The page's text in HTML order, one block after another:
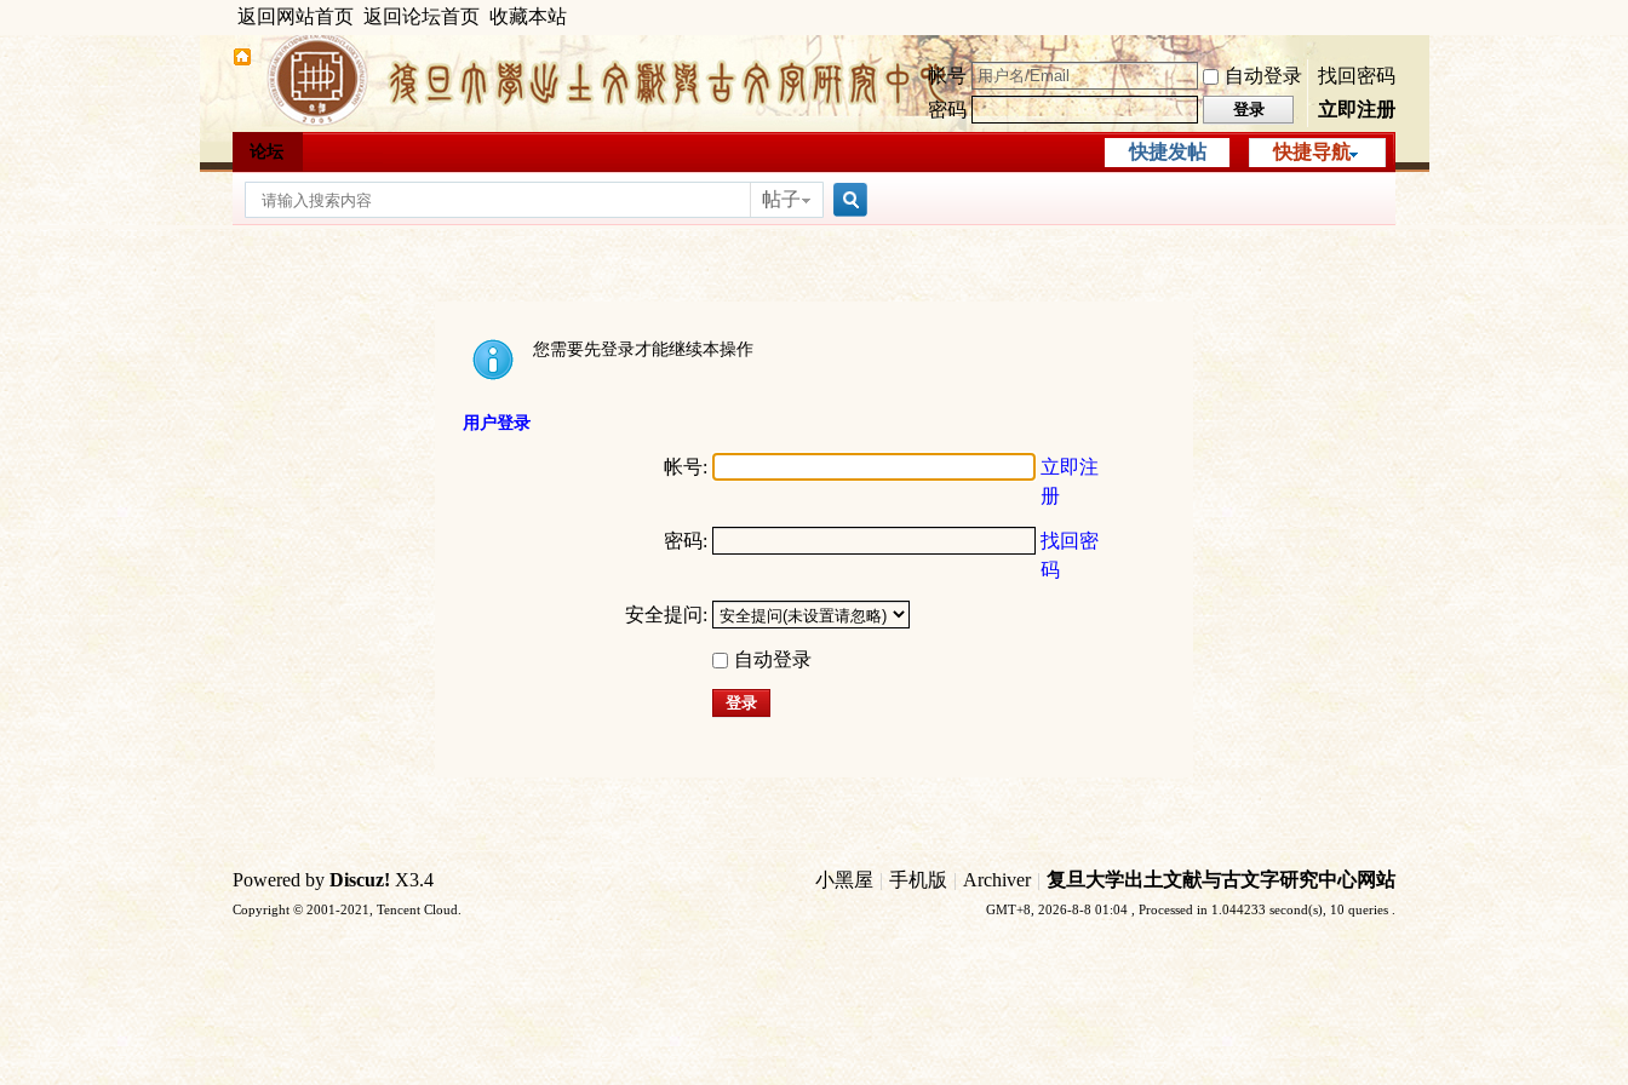
返回网站首页 返回论坛首页 收藏本站
帐号 自动登录
找回密码
密码
登录 立即注册
快捷导航
论坛 快捷发帖
帖子
您需要先登录才能继续本操作
用户登录
帐号:
立即注
册
密码:
找回密
码
安全提问:
自动登录
登录
小黑屋 | 手机版 | Archiver | 复旦大学出土文献与古文字研究中心网站
GMT+8, 2026-8-8 01:04 , Processed in 1.044233 second(s), 10 queries .
Powered by Discuz! X3.4
Copyright © 2001-2021, Tencent Cloud.